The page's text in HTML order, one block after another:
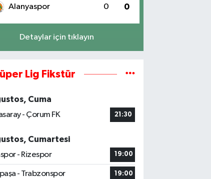
Alanyaspor 0 0
Detaylar için tıklayın
Lig Fikstür
Cuma
- Çorum FK
21:30
Cumartesi
- Rizespor
19:00
- Trabzonspor 19:00